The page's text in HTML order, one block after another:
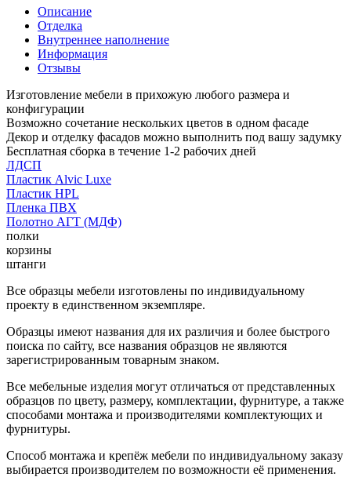
Описание
Отделка
Внутреннее наполнение
Информация
Отзывы
Изготовление мебели в прихожую любого размера и
конфигурации
Возможно сочетание нескольких цветов в одном фасаде
Декор и отделку фасадов можно выполнить под вашу задумку
Бесплатная сборка в течение 1-2 рабочих дней
ЛДСП
Пластик Alvic Luxe
Пластик HPL
Пленка ПВХ
Полотно АГТ (МДФ)
полки
корзины
штанги
Все образцы мебели изготовлены по индивидуальному
проекту в единственном экземпляре.
Образцы имеют названия для их различия и более быстрого
поиска по сайту, все названия образцов не являются
зарегистрированным товарным знаком.
Все мебельные изделия могут отличаться от представленных
образцов по цвету, размеру, комплектации, фурнитуре, а также
способами монтажа и производителями комплектующих и
фурнитуры.
Способ монтажа и крепёж мебели по индивидуальному заказу
выбирается производителем по возможности её применения.